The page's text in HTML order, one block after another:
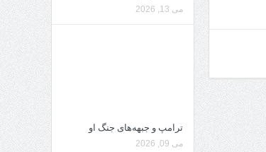
می 13, 2026
ترامپ و جبهه‌های جنگ او
می 09, 2026